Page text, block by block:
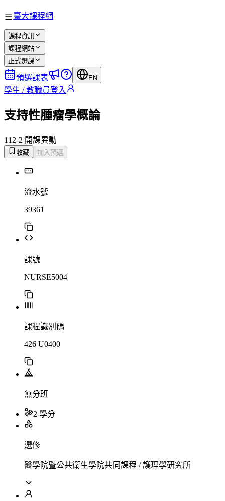
臺大課程網
課程資訊
課程網站
正式選課
預選課表 EN
學生 / 教職員登入
支持性腫瘤學概論
112-2 開課異動
收藏 加入預選
流水號
39361
課號
NURSE5004
課程識別碼
426 U0400
無分班
2 學分
選修
醫學院暨公共衛生學院共同課程 / 護理學研究所